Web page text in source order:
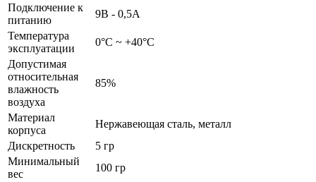
Подключение к
питанию
9В - 0,5А
Температура
эксплуатации
0°C ~ +40°C
Допустимая
относительная
влажность
воздуха
85%
Материал
корпуса
Нержавеющая сталь, металл
Дискретность
5 гр
Минимальный
вес
100 гр